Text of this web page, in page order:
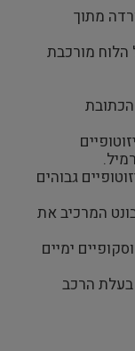
מתוך
הלוח מורכבת
גבוהים
המרכיב את
ימיים
בעלת הרכב